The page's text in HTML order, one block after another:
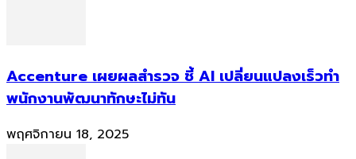
Accenture เผยผลสำรวจ ชี้ AI เปลี่ยนแปลงเร็วทำ
พนักงานพัฒนาทักษะไม่ทัน
พฤศจิกายน 18, 2025